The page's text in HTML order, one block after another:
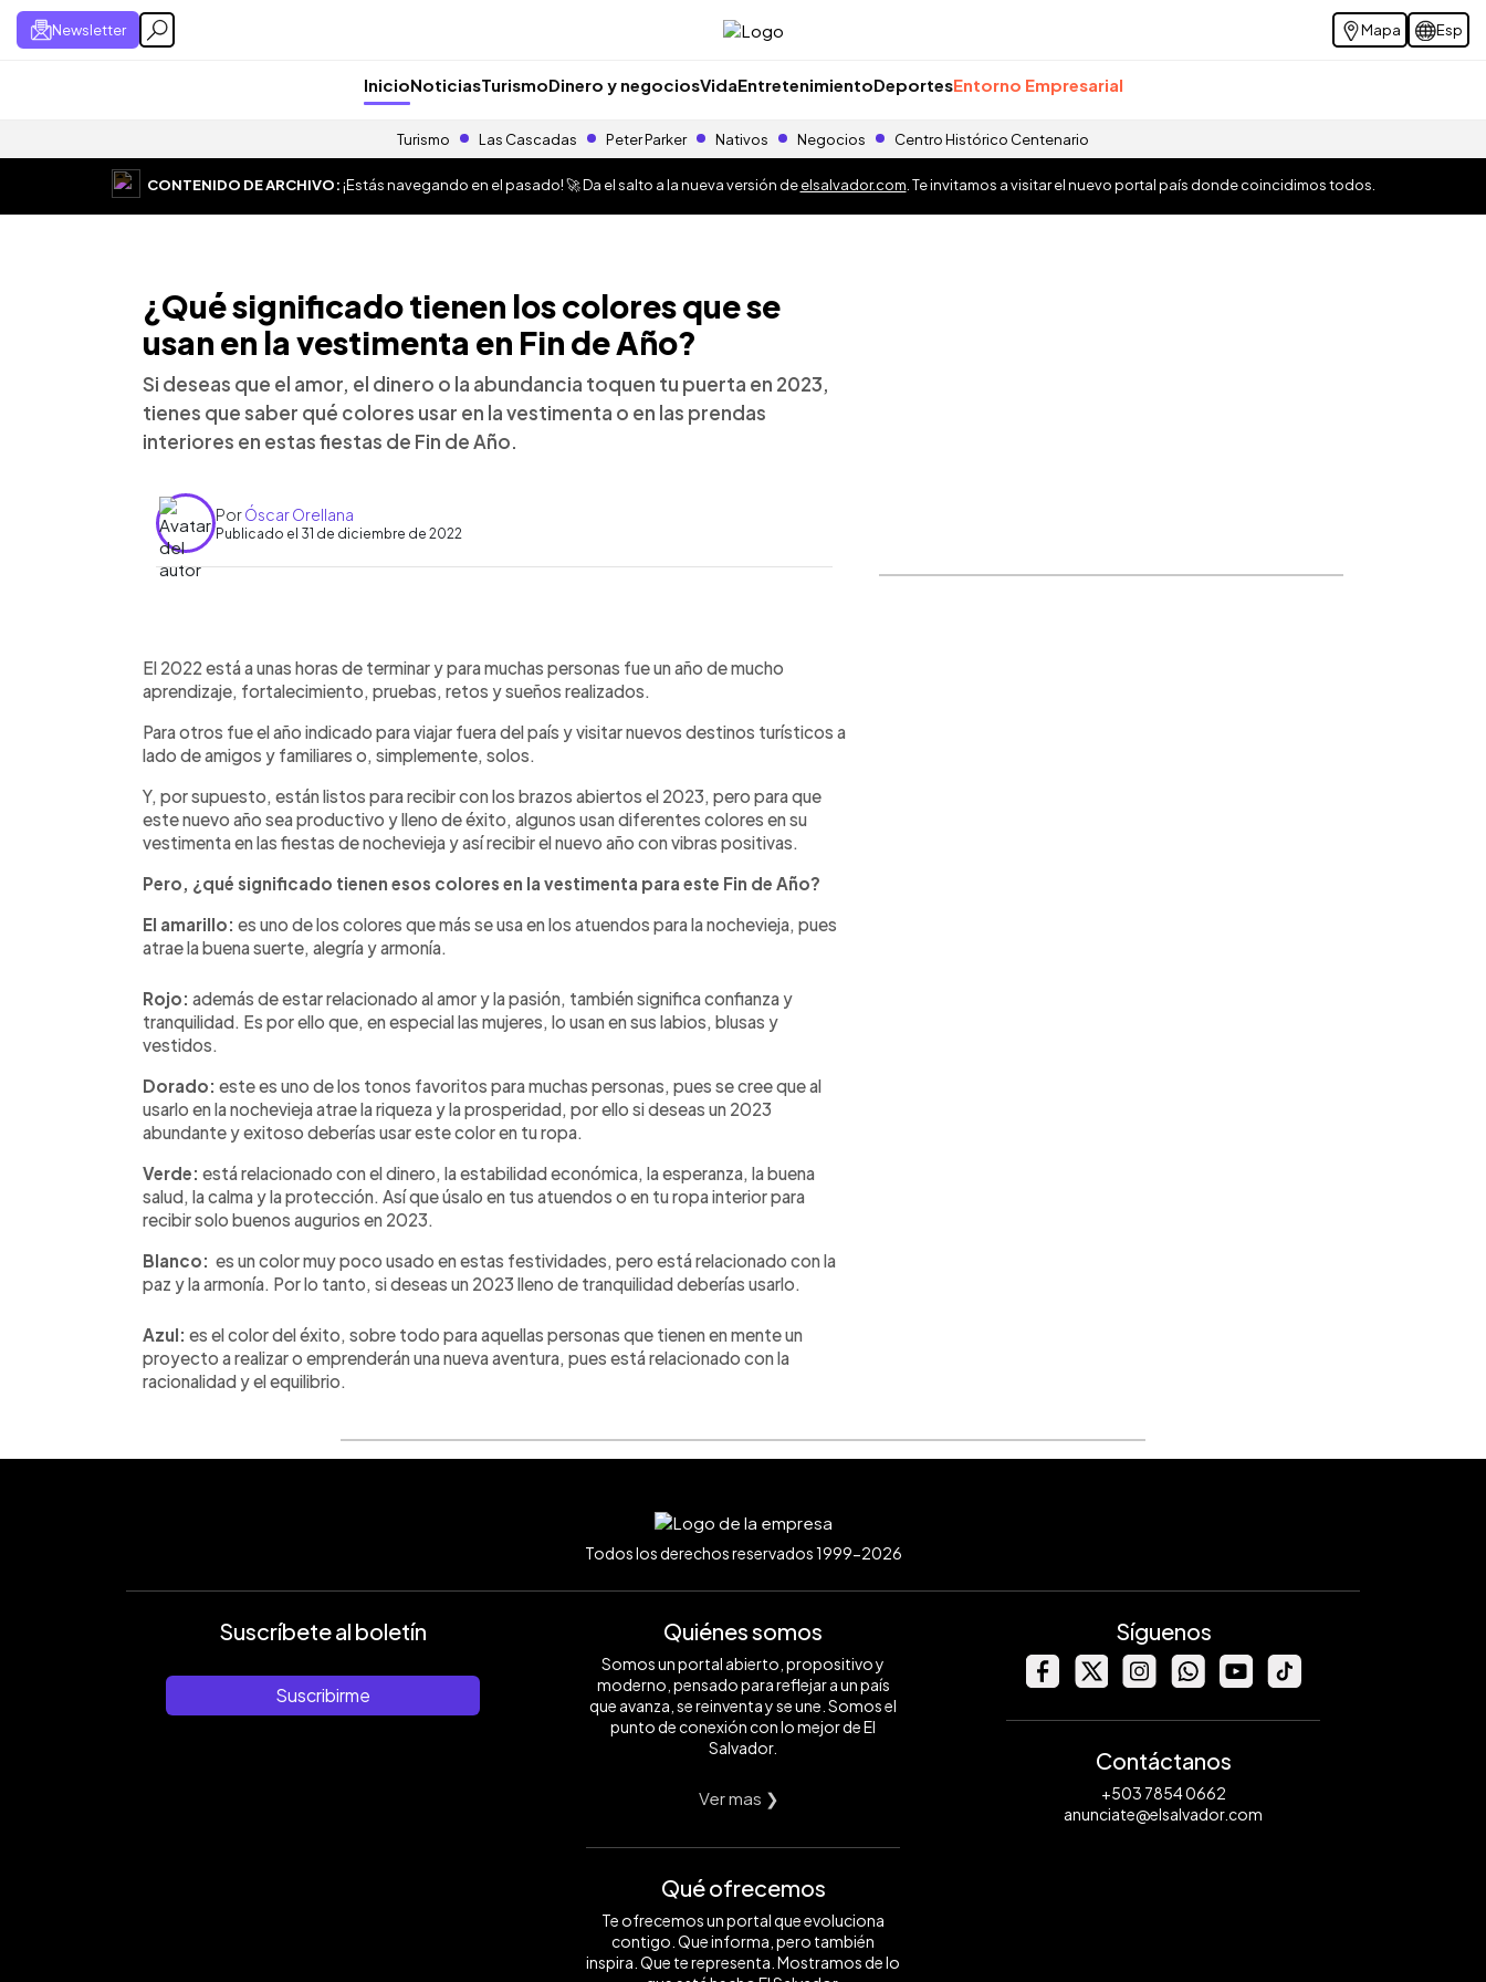
Newsletter Mapa Esp
InicioNoticiasTurismoDinero y negociosVidaEntretenimientoDeportesEntorno Empresarial
Turismo Las Cascadas Peter Parker Nativos Negocios Centro Histórico Centenario
CONTENIDO DE ARCHIVO:¡Estás navegando en el pasado! 🚀 Da el salto a la nueva versión deelsalvador.com . Te invitamos a visitar el nuevo portal país donde coincidimos todos.
¿Qué significado tienen los colores que se
usan en la vestimenta en Fin de Año?
Si deseas que el amor, el dinero o la abundancia toquen tu puerta en 2023,
tienes que saber qué colores usar en la vestimenta o en las prendas
interiores en estas fiestas de Fin de Año.
PorÓscar Orellana
Publicado el 31 de diciembre de 2022
► Escuchar artículo
El 2022 está a unas horas de terminar y para muchas personas fue un año de mucho
aprendizaje, fortalecimiento, pruebas, retos y sueños realizados.
Para otros fue el año indicado para viajar fuera del país y visitar nuevos destinos turísticos a
lado de amigos y familiares o, simplemente, solos.
Y, por supuesto, están listos para recibir con los brazos abiertos el 2023, pero para que
este nuevo año sea productivo y lleno de éxito, algunos usan diferentes colores en su
vestimenta en las fiestas de nochevieja y así recibir el nuevo año con vibras positivas.
Pero, ¿qué significado tienen esos colores en la vestimenta para este Fin de Año?
El amarillo: es uno de los colores que más se usa en los atuendos para la nochevieja, pues
atrae la buena suerte, alegría y armonía.
Rojo: además de estar relacionado al amor y la pasión, también significa confianza y
tranquilidad. Es por ello que, en especial las mujeres, lo usan en sus labios, blusas y
vestidos.
Dorado: este es uno de los tonos favoritos para muchas personas, pues se cree que al
usarlo en la nochevieja atrae la riqueza y la prosperidad, por ello si deseas un 2023
abundante y exitoso deberías usar este color en tu ropa.
Verde: está relacionado con el dinero, la estabilidad económica, la esperanza, la buena
salud, la calma y la protección. Así que úsalo en tus atuendos o en tu ropa interior para
recibir solo buenos augurios en 2023.
Blanco: es un color muy poco usado en estas festividades, pero está relacionado con la
paz y la armonía. Por lo tanto, si deseas un 2023 lleno de tranquilidad deberías usarlo.
Azul: es el color del éxito, sobre todo para aquellas personas que tienen en mente un
proyecto a realizar o emprenderán una nueva aventura, pues está relacionado con la
racionalidad y el equilibrio.
Todos los derechos reservados 1999-2026
Suscríbete al boletín
Suscribirme
Quiénes somos
Somos un portal abierto, propositivo y
moderno, pensado para reflejar a un país
que avanza, se reinventa y se une. Somos el
punto de conexión con lo mejor de El
Salvador.
Ver mas ❯
Qué ofrecemos
Te ofrecemos un portal que evoluciona
contigo. Que informa, pero también
inspira. Que te representa. Mostramos de lo
Síguenos
Contáctanos
+503 7854 0662
anunciate@elsalvador.com